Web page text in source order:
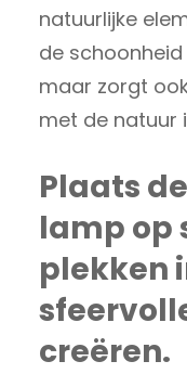
natuurlijke
de
maar zorgt
met de natuur
Plaats
lamp op
plekken
creëren.